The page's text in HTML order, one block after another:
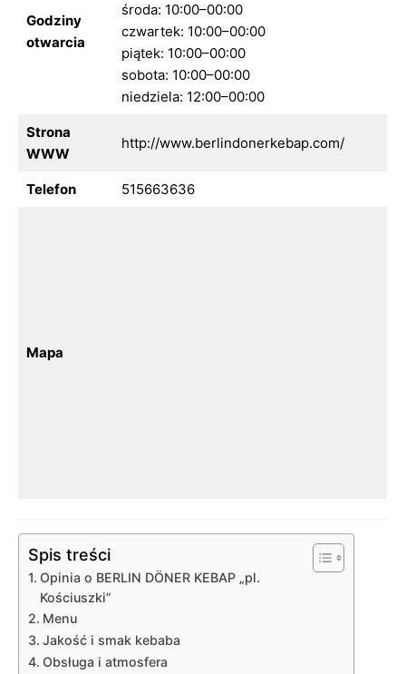
Godziny
otwarcia
środa: 10:00–00:00
czwartek: 10:00–00:00
piątek: 10:00–00:00
sobota: 10:00–00:00
niedziela: 12:00–00:00
Strona
WWW
http://www.berlindonerkebap.com/
Telefon 515663636
Mapa
Spis treści
Opinia o BERLIN DÖNER KEBAP „pl.
Kościuszki”
Menu
Jakość i smak kebaba
Obsługa i atmosfera